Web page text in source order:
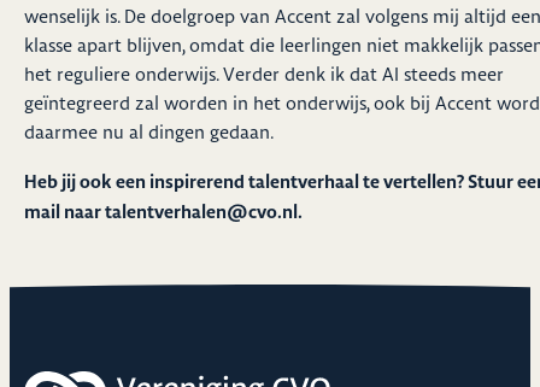
wenselijk is. De doelgroep van Accent zal volgens mij altijd een
klasse apart blijven, omdat die leerlingen niet makkelijk
het reguliere onderwijs. Verder denk ik dat AI steeds meer
geïntegreerd zal worden in het onderwijs, ook bij Accent
daarmee nu al dingen gedaan.
Heb jij ook een inspirerend talentverhaal te vertellen? Stuur
mail naartalentverhalen@cvo.nl.